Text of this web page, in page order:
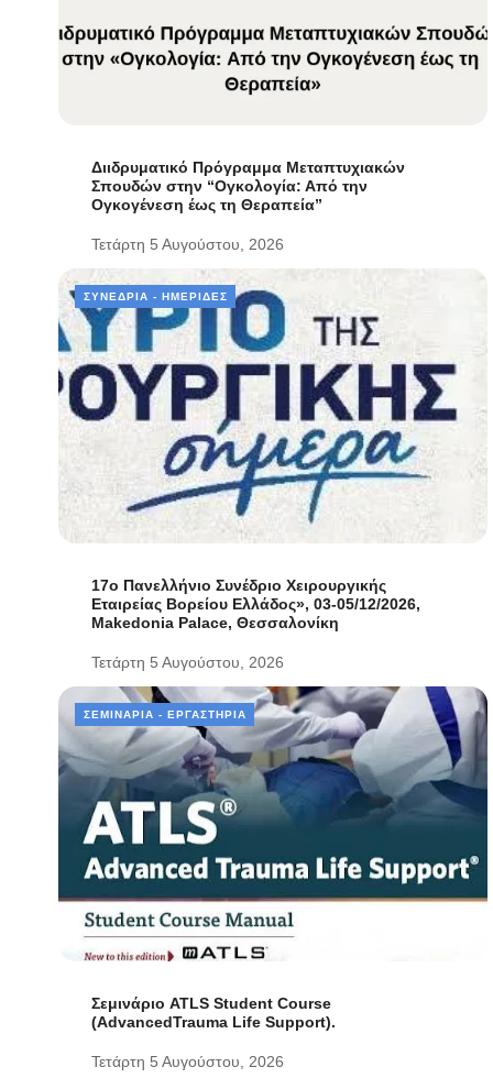
Διιδρυματικό Πρόγραμμα Μεταπτυχιακών
Σπουδών στην “Ογκολογία: Από την
Ογκογένεση έως τη Θεραπεία”
Τετάρτη 5 Αυγούστου, 2026
ΣΥΝΈΔΡΙΑ - ΗΜΕΡΊΔΕΣ
17ο Πανελλήνιο Συνέδριο Χειρουργικής
Εταιρείας Βορείου Ελλάδος», 03-05/12/2026,
Makedonia Palace, Θεσσαλονίκη
Τετάρτη 5 Αυγούστου, 2026
ΣΕΜΙΝΆΡΙΑ - ΕΡΓΑΣΤΉΡΙΑ
Σεμινάριο ATLS Student Course
(AdvancedTrauma Life Support).
Τετάρτη 5 Αυγούστου, 2026